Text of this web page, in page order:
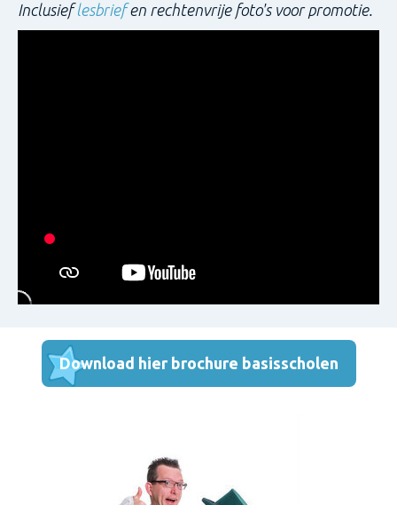
Inclusieflesbriefen rechtenvrije foto's voor promotie.
Download hier brochure basisscholen